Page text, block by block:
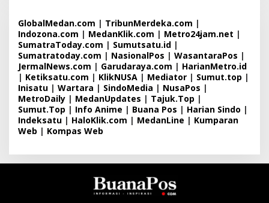
GlobalMedan.com | TribunMerdeka.com |
Indozona.com | MedanKlik.com | Metro24jam.net |
SumatraToday.com | Sumutsatu.id |
Sumatratoday.com | NasionalPos | WasantaraPos |
JermalNews.com | Garudaraya.com | HarianMetro.id
| Ketiksatu.com | KlikNUSA | Mediator | Sumut.top |
Inisatu | Wartara | SindoMedia | NusaPos |
MetroDaily | MedanUpdates | Tajuk.Top |
Sumut.Top | Info Anime | Buana Pos | Harian Sindo |
Indeksatu | HaloKlik.com | MedanLine | Kumparan
Web | Kompas Web